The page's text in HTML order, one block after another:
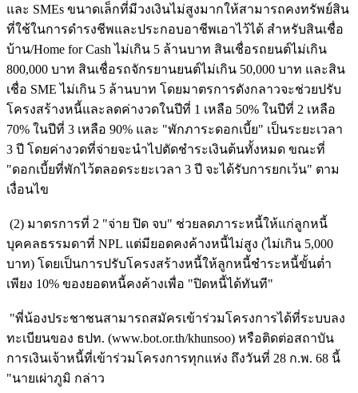
และ SMEs ขนาดเล็กที่มีวงเงินไม่สูงมากให้สามารถคงทรัพย์สิน
ที่ใช้ในการดำรงชีพและประกอบอาชีพเอาไว้ได้ สำหรับสินเชื่อ
บ้าน/Home for Cash ไม่เกิน 5 ล้านบาท สินเชื่อรถยนต์ไม่เกิน
800,000 บาท สินเชื่อรถจักรยานยนต์ไม่เกิน 50,000 บาท และสิน
เชื่อ SME ไม่เกิน 5 ล้านบาท โดยมาตรการดังกลาวจะช่วยปรับ
โครงสร้างหนี้และลดค่างวดในปีที่ 1 เหลือ 50% ในปีที่ 2 เหลือ
70% ในปีที่ 3 เหลือ 90% และ "พักภาระดอกเบี้ย" เป็นระยะเวลา
3 ปี โดยค่างวดที่จ่ายจะนำไปตัดชำระเงินต้นทั้งหมด ขณะที่
"ดอกเบี้ยที่พักไว้ตลอดระยะเวลา 3 ปี จะได้รับการยกเว้น" ตาม
เงื่อนไข
(2) มาตรการที่ 2 "จ่าย ปิด จบ" ช่วยลดภาระหนี้ให้แก่ลูกหนี้
บุคคลธรรมดาที่ NPL แต่มียอดคงค้างหนี้ไม่สูง (ไม่เกิน 5,000
บาท) โดยเป็นการปรับโครงสร้างหนี้ให้ลูกหนี้ชำระหนี้ขั้นต่ำ
เพียง 10% ของยอดหนี้คงค้างเพื่อ "ปิดหนี้ได้ทันที"
"พี่น้องประชาชนสามารถสมัครเข้าร่วมโครงการได้ที่ระบบลง
ทะเบียนของ ธปท. (www.bot.or.th/khunsoo) หรือติดต่อสถาบัน
การเงินเจ้าหนี้ที่เข้าร่วมโครงการทุกแห่ง ถึงวันที่ 28 ก.พ. 68 นี้
"นายเผ่าภูมิ กล่าว